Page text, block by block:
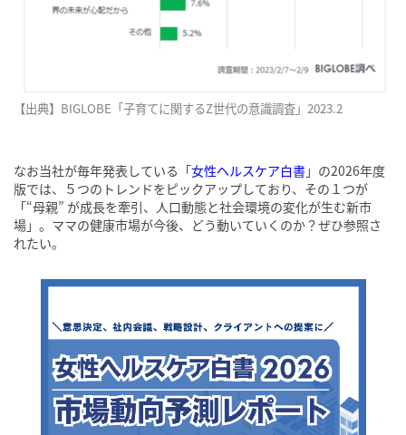
【出典】BIGLOBE「子育てに関するZ世代の意識調査」2023.2
なお当社が毎年発表している「女性ヘルスケア白書」の2026年度
版では、５つのトレンドをピックアップしており、その１つが
「“母親” が成長を牽引、人口動態と社会環境の変化が生む新市
場」。ママの健康市場が今後、どう動いていくのか？ぜひ参照さ
れたい。